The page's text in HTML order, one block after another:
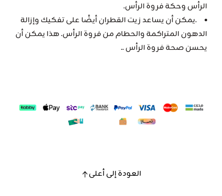
الرأس وحكة فروة الرأس.
.يمكن أن يساعد زيت القطران أيضًا على تفكيك وإزالة
الدهون المتراكمة والحطام من فروة الرأس. هذا يمكن أن
يحسن صحة فروة الرأس ..
العودة إلى أعلى